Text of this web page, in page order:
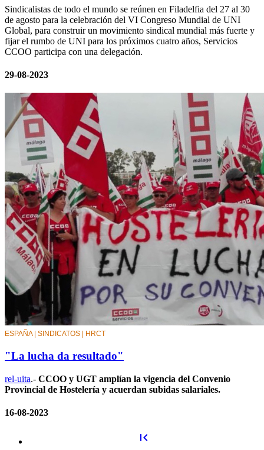
Sindicalistas de todo el mundo se reúnen en Filadelfia del 27 al 30
de agosto para la celebración del VI Congreso Mundial de UNI
Global, para construir un movimiento sindical mundial más fuerte y
fijar el rumbo de UNI para los próximos cuatro años, Servicios
CCOO participa con una delegación.
29-08-2023
ESPAÑA | SINDICATOS | HRCT
"La lucha da resultado"
rel-uita.- CCOO y UGT amplían la vigencia del Convenio
Provincial de Hostelería y acuerdan subidas salariales.
16-08-2023
first_page